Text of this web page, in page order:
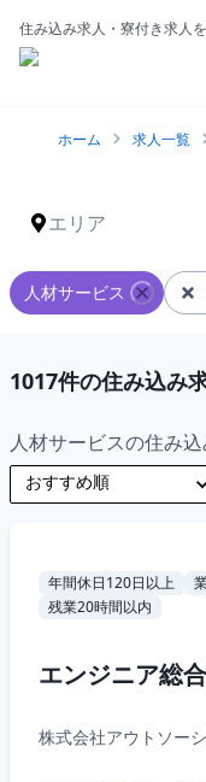
住み込み求人・寮付き求人
ホーム 求人一覧
エリア
人材サービス
1017件の住み込み
人材サービスの住み
年間休日120日以上
残業20時間以内
エンジニア総
株式会社アウトソー